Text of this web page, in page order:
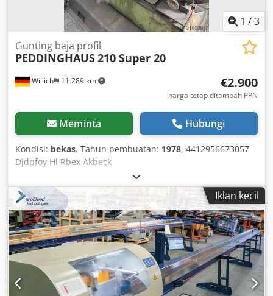
1 /3
Willich 11.289 km
Gunting baja profil
PEDDINGHAUS210 Super 20
€2.900
harga tetap ditambah PPN
Meminta Hubungi
Kondisi: bekas, Tahun pembuatan: 1978, 4412956673057
Djdpfoy Hl Rbex Akbeck
Iklan kecil